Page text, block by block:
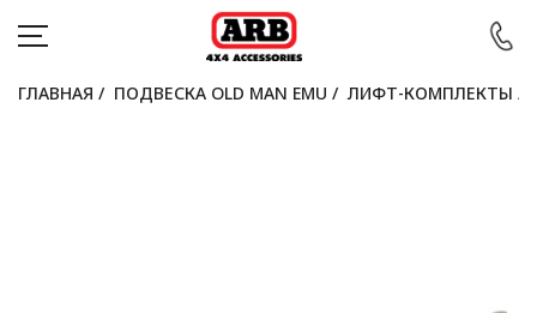
ГЛАВНАЯ / ПОДВЕСКА OLD MAN EMU / ЛИФТ-КОМПЛЕКТЫ /